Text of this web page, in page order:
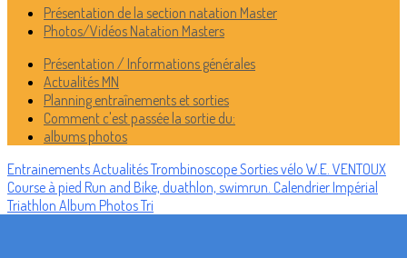
Présentation de la section natation Master
Photos/Vidéos Natation Masters
Présentation / Informations générales
Actualités MN
Planning entraînements et sorties
Comment c'est passée la sortie du:
albums photos
EntrainementsActualitésTrombinoscopeSorties vélo W.E. VENTOUX
Course à pied Run and Bike, duathlon, swimrun. Calendrier Impérial
Triathlon Album Photos Tri